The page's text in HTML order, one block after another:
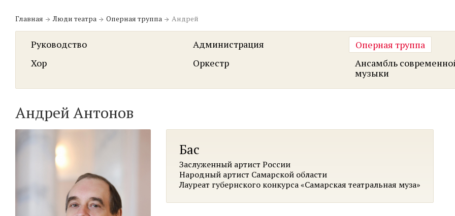
Главная Люди театра Оперная труппа Андрей
Руководство Администрация Оперная труппа
Хор
Оркестр
Ансамбль
музыки
Андрей Антонов
Бас
Заслуженный артист России
Народный артист Самарской области
Лауреат губернского конкурса «Самарская театральная муза»